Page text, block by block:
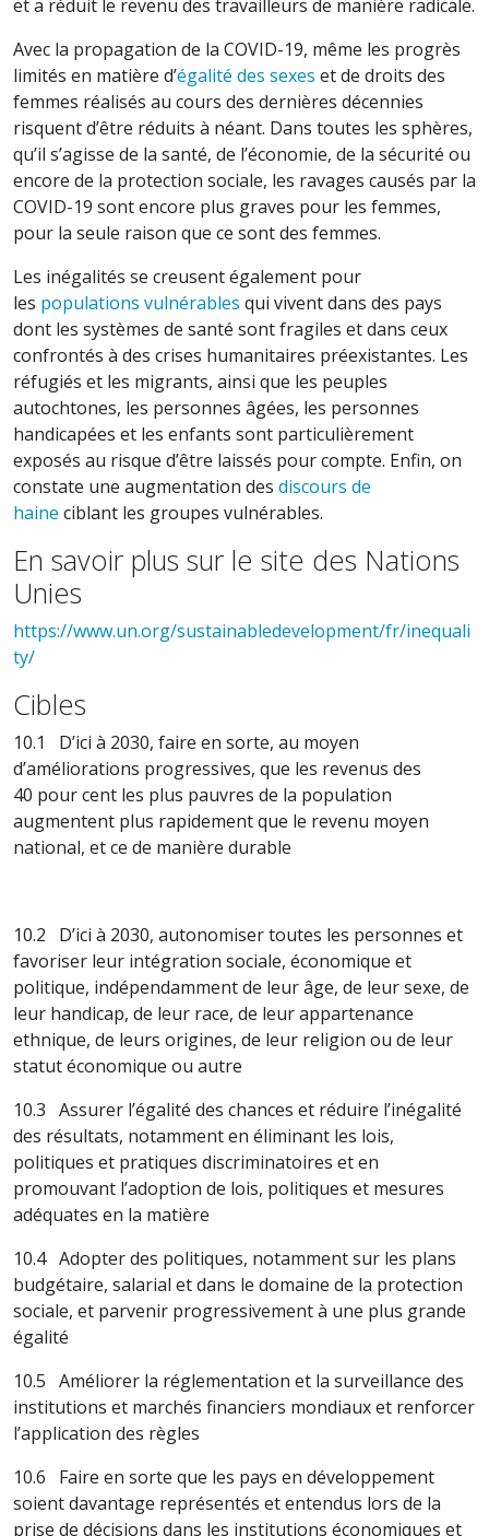
et a réduit le revenu des travailleurs de manière radicale.
Avec la propagation de la COVID-19, même les progrès
limités en matière d’égalité des sexes et de droits des
femmes réalisés au cours des dernières décennies
risquent d’être réduits à néant. Dans toutes les sphères,
qu’il s’agisse de la santé, de l’économie, de la sécurité ou
encore de la protection sociale, les ravages causés par la
COVID-19 sont encore plus graves pour les femmes,
pour la seule raison que ce sont des femmes.
Les inégalités se creusent également pour
les populations vulnérables qui vivent dans des pays
dont les systèmes de santé sont fragiles et dans ceux
confrontés à des crises humanitaires préexistantes. Les
réfugiés et les migrants, ainsi que les peuples
autochtones, les personnes âgées, les personnes
handicapées et les enfants sont particulièrement
exposés au risque d’être laissés pour compte. Enfin, on
constate une augmentation des discours de
haine ciblant les groupes vulnérables.
En savoir plus sur le site des Nations
Unies
https://www.un.org/sustainabledevelopment/fr/inequali
ty/
Cibles
10.1 D’ici à 2030, faire en sorte, au moyen
d’améliorations progressives, que les revenus des
40 pour cent les plus pauvres de la population
augmentent plus rapidement que le revenu moyen
national, et ce de manière durable
10.2 D’ici à 2030, autonomiser toutes les personnes et
favoriser leur intégration sociale, économique et
politique, indépendamment de leur âge, de leur sexe, de
leur handicap, de leur race, de leur appartenance
ethnique, de leurs origines, de leur religion ou de leur
statut économique ou autre
10.3 Assurer l’égalité des chances et réduire l’inégalité
des résultats, notamment en éliminant les lois,
politiques et pratiques discriminatoires et en
promouvant l’adoption de lois, politiques et mesures
adéquates en la matière
10.4 Adopter des politiques, notamment sur les plans
budgétaire, salarial et dans le domaine de la protection
sociale, et parvenir progressivement à une plus grande
égalité
10.5 Améliorer la réglementation et la surveillance des
institutions et marchés financiers mondiaux et renforcer
l’application des règles
10.6 Faire en sorte que les pays en développement
soient davantage représentés et entendus lors de la
prise de décisions dans les institutions économiques et